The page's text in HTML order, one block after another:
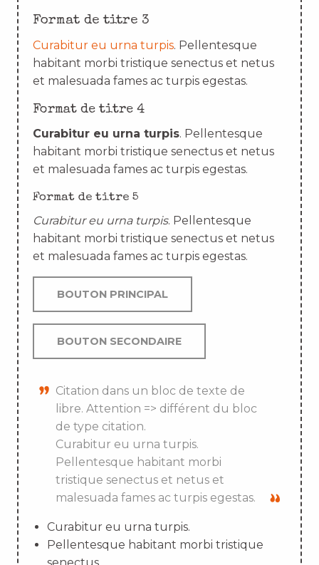
Format de titre 3
Curabitur eu urna turpis. Pellentesque
habitant morbi tristique senectus et netus
et malesuada fames ac turpis egestas.
Format de titre 4
Curabitur eu urna turpis. Pellentesque
habitant morbi tristique senectus et netus
et malesuada fames ac turpis egestas.
Format de titre 5
Curabitur eu urna turpis. Pellentesque
habitant morbi tristique senectus et netus
et malesuada fames ac turpis egestas.
BOUTON PRINCIPAL
BOUTON SECONDAIRE
Citation dans un bloc de texte de
libre. Attention => différent du bloc
de type citation.
Curabitur eu urna turpis.
Pellentesque habitant morbi
tristique senectus et netus et
malesuada fames ac turpis egestas.
Curabitur eu urna turpis.
Pellentesque habitant morbi tristique